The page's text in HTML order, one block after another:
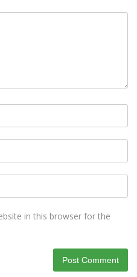
in this browser for the